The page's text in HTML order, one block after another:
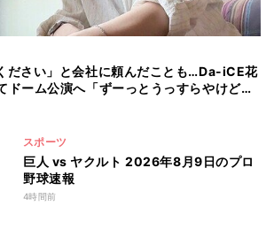
ださい」と会社に頼んだことも…Da-iCE花
ドーム公演へ「ずーっとうっすらやけど右
た」
スポーツ
巨人 vs ヤクルト 2026年8月9日のプロ
野球速報
4時間前